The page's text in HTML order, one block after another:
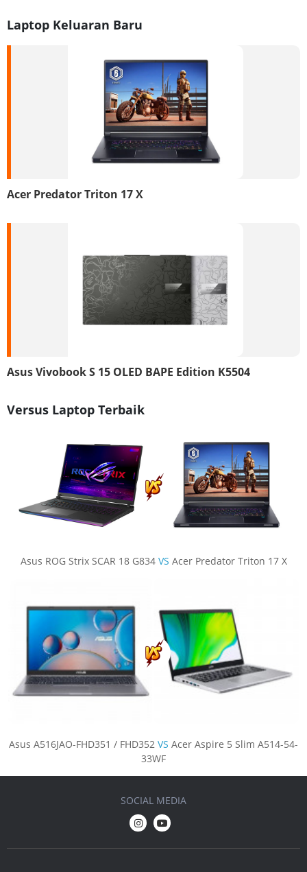
Laptop Keluaran Baru
Acer Predator Triton 17 X
Asus Vivobook S 15 OLED BAPE Edition K5504
Versus Laptop Terbaik
Asus ROG Strix SCAR 18 G834 VS Acer Predator Triton 17 X
Asus A516JAO-FHD351 / FHD352 VS Acer Aspire 5 Slim A514-54-
33WF
SOCIAL MEDIA